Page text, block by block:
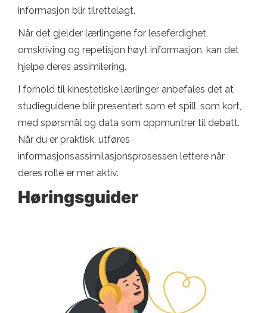
informasjon blir tilrettelagt.
Når det gjelder lærlingene for leseferdighet,
omskriving og repetisjon høyt informasjon, kan det
hjelpe deres assimilering.
I forhold til kinestetiske lærlinger anbefales det at
studieguidene blir presentert som et spill, som kort,
med spørsmål og data som oppmuntrer til debatt.
Når du er praktisk, utføres
informasjonsassimilasjonsprosessen lettere når
deres rolle er mer aktiv.
Høringsguider